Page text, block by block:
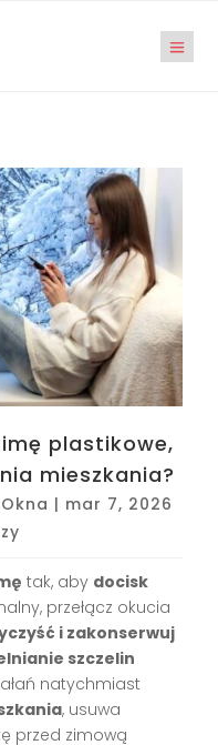
plastikowe,
mieszkania?
| mar 7, 2026
tak, aby docisk
przełącz okucia
i zakonserwuj
szczelin
natychmiast
, usuwa
przed zimową